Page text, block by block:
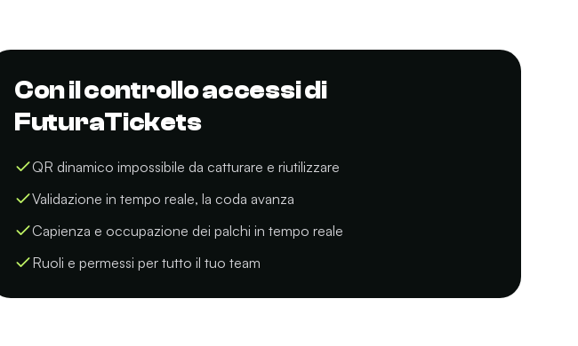
Con il controllo accessi di
FuturaTickets
QR dinamico impossibile da catturare e riutilizzare
Validazione in tempo reale, la coda avanza
Capienza e occupazione dei palchi in tempo reale
Ruoli e permessi per tutto il tuo team